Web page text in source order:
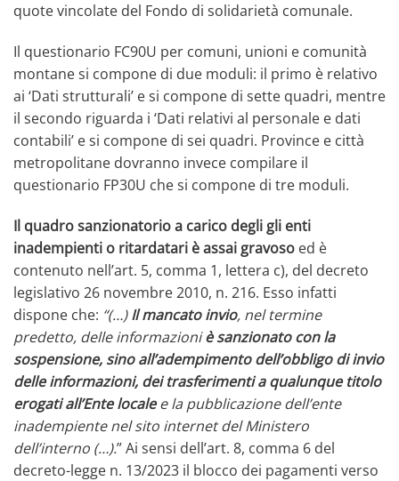
quote vincolate del Fondo di solidarietà comunale.
Il questionario FC90U per comuni, unioni e comunità
montane si compone di due moduli: il primo è relativo
ai ‘Dati strutturali’ e si compone di sette quadri, mentre
il secondo riguarda i ‘Dati relativi al personale e dati
contabili’ e si compone di sei quadri. Province e città
metropolitane dovranno invece compilare il
questionario FP30U che si compone di tre moduli.
Il quadro sanzionatorio a carico degli gli enti
inadempienti o ritardatari è assai gravoso ed è
contenuto nell’art. 5, comma 1, lettera c), del decreto
legislativo 26 novembre 2010, n. 216. Esso infatti
dispone che: “(…)Il mancato invio, nel termine
predetto, delle informazioniè sanzionato con la
sospensione, sino all’adempimento dell’obbligo di invio
delle informazioni, dei trasferimenti a qualunque titolo
erogati all’Ente localee la pubblicazione dell’ente
inadempiente nel sito internet del Ministero
dell’interno (…).” Ai sensi dell’art. 8, comma 6 del
decreto-legge n. 13/2023 il blocco dei pagamenti verso